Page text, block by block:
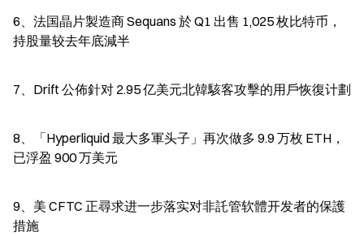
6、法国晶片製造商 Sequans 於 Q1 出售 1,025 枚比特币，
持股量较去年底減半
7、Drift 公佈針对 2.95 亿美元北韓駭客攻擊的用戶恢復计劃
8、「Hyperliquid 最大多軍头子」再次做多 9.9 万枚 ETH，
已浮盈 900 万美元
9、美 CFTC 正尋求进一步落实对非託管软體开发者的保護
措施